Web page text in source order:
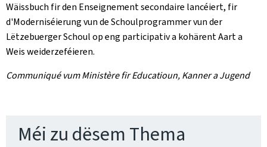
Wäissbuch fir den Enseignement secondaire lancéiert, fir
d'Moderniséierung vun de Schoulprogrammer vun der
Lëtzebuerger Schoul op eng participativ a kohärent Aart a
Weis weiderzeféieren.
Communiqué vum Ministère fir Educatioun, Kanner a Jugend
Méi zu dësem Thema